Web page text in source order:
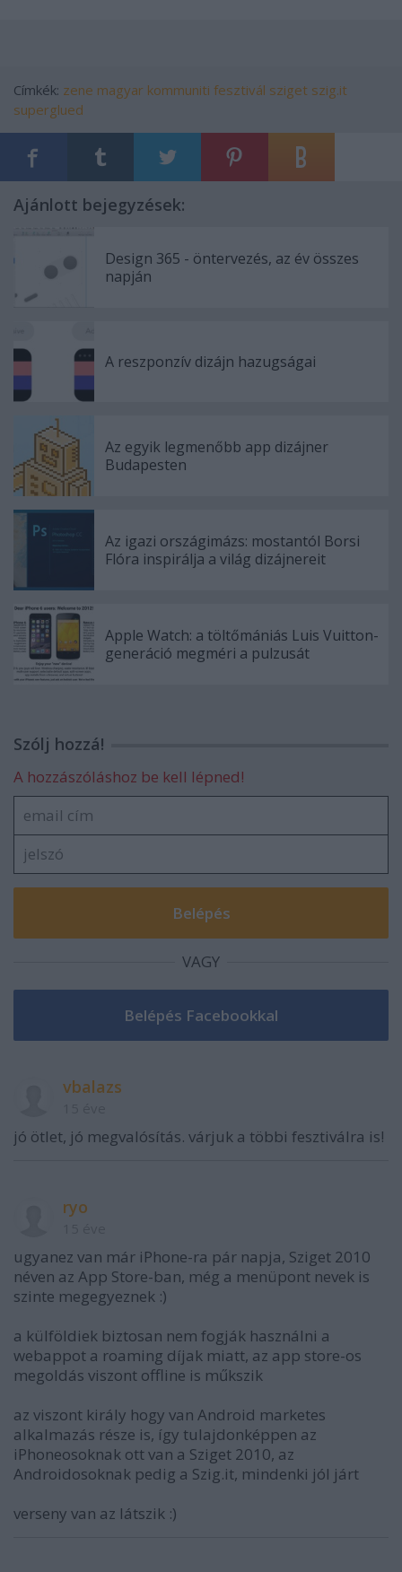
Címkék: zene magyar kommuniti fesztivál sziget szig.it
superglued
Ajánlott bejegyzések:
Design 365 - öntervezés, az év összes
napján
A reszponzív dizájn hazugságai
Az egyik legmenőbb app dizájner
Budapesten
Az igazi országimázs: mostantól Borsi
Flóra inspirálja a világ dizájnereit
Apple Watch: a töltőmániás Luis Vuitton-
generáció megméri a pulzusát
Szólj hozzá!
A hozzászóláshoz be kell lépned!
VAGY
vbalazs
jó ötlet, jó megvalósítás. várjuk a többi fesztiválra is!
ryo
ugyanez van már iPhone-ra pár napja, Sziget 2010
néven az App Store-ban, még a menüpont nevek is
szinte megegyeznek :)
a külföldiek biztosan nem fogják használni a
webappot a roaming díjak miatt, az app store-os
megoldás viszont offline is műkszik
az viszont király hogy van Android marketes
alkalmazás része is, így tulajdonképpen az
iPhoneosoknak ott van a Sziget 2010, az
Androidosoknak pedig a Szig.it, mindenki jól járt
verseny van az látszik :)